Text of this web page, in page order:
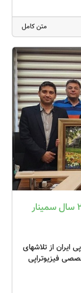
متن کامل
تقدیر از دکتر نورالدین کریمی برای برگزاری ۲۵ سال سمینار
از تلاشهای
۲۵ سال سمینار تخصصی فیزیوتراپی